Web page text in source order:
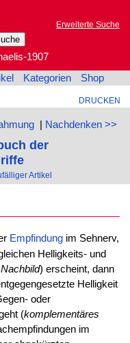
Erweiterte Suche
1907
Kategorien Shop
DRUCKEN
| Nachdenken >>
der
Artikel
Empfindungim Sehnerv,
Helligkeits- und
) erscheint, dann
Helligkeit
oder
(komplementäres
im